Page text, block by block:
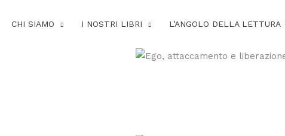
CHI SIAMO I NOSTRI LIBRI L’ANGOLO DELLA LETTURA